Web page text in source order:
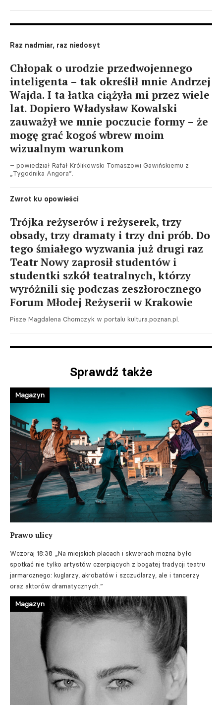
Raz nadmiar, raz niedosyt
Chłopak o urodzie przedwojennego
inteligenta – tak określił mnie Andrzej
Wajda. I ta łatka ciążyła mi przez wiele
lat. Dopiero Władysław Kowalski
zauważył we mnie poczucie formy – że
mogę grać kogoś wbrew moim
wizualnym warunkom
– powiedział Rafał Królikowski Tomaszowi Gawińskiemu z
„Tygodnika Angora”.
Zwrot ku opowieści
Trójka reżyserów i reżyserek, trzy
obsady, trzy dramaty i trzy dni prób. Do
tego śmiałego wyzwania już drugi raz
Teatr Nowy zaprosił studentów i
studentki szkół teatralnych, którzy
wyróżnili się podczas zeszłorocznego
Forum Młodej Reżyserii w Krakowie
Pisze Magdalena Chomczyk w portalu kultura.poznan.pl.
Sprawdź także
Prawo ulicy
Wczoraj 18:38
„Na miejskich placach i skwerach można było
spotkać nie tylko artystów czerpiących z bogatej tradycji teatru
jarmarcznego: kuglarzy, akrobatów i szczudlarzy, ale i tancerzy
oraz aktorów dramatycznych.”
Magazyn
Magazyn